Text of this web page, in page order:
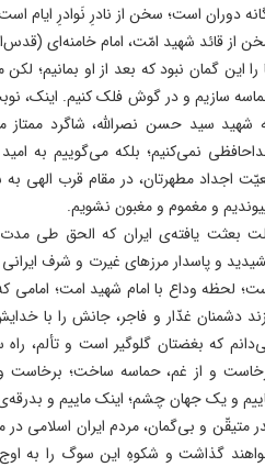
دوران است؛ سخن از نادرِ نَوادرِ ایام
از قائد شهید امّت، امام خامنه‌ای
را این گمان نبود که بعد از او بمانیم؛
سازیم و در گوش فلک کنیم. اینک،
شهید سید حسن نصرالله، شاگرد ممتاز
نمی‌کنیم؛ بلکه می‌گوییم به
اجداد مطهرتان، در مقام قرب الهی به
و مغموم و مغبون نشویم.
بعثت یافته‌ی ایران که الحق طی
و پاسدار مرزهای غیرت و شرف
لحظه وداع با امام شهید امت؛ امامی
دشمنان غدّار و فاجر، جانش را با
که بغضتان گلوگیر است و تألم،
و از غم، حماسه ساخت؛ برخاست و
و یک جهان چشم؛ اینک ماییم و
متیقّن و بی‌گمان، مردم ایران اسلامی
گذاشت و شکوهِ این سوگ را به